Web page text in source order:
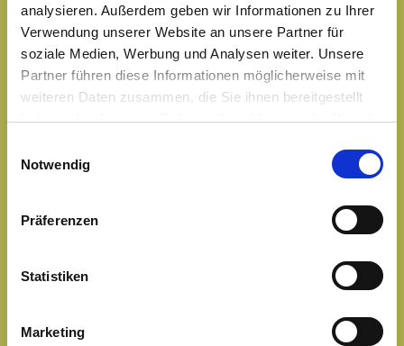
analysieren. Außerdem geben wir Informationen zu Ihrer
Verwendung unserer Website an unsere Partner für
soziale Medien, Werbung und Analysen weiter. Unsere
Partner führen diese Informationen möglicherweise mit
weiteren Daten zusammen, die Sie ihnen bereitgestellt
haben oder die sie im Rahmen Ihrer Nutzung der Dienste
Cookies, wenn Sie unsere Webseite weiterhin nutzen.
Notwendig
Präferenzen
Statistiken
Marketing
Als Veggie-Pionier bringen wir immer wieder gerne
Sachen ins Rollen. In diesem Fall Tomaten und Oliven.
Rein ins Gläschen. Raus in große Welt des guten
Geschmacks. Denn wie heißt es so schön: Yummy
makes the world go round.
Zutaten